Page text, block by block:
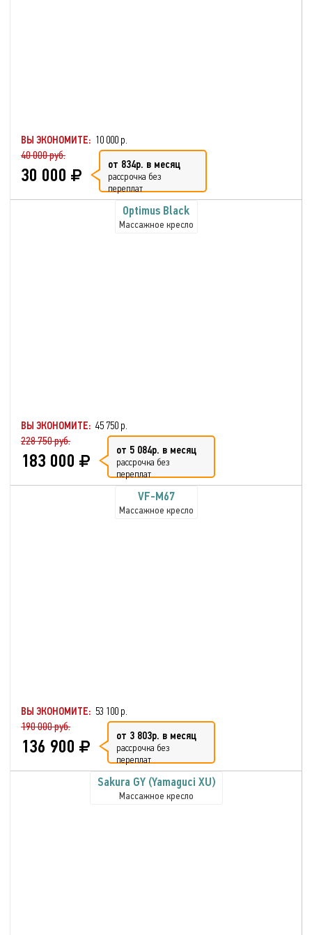
ВЫ ЭКОНОМИТЕ: 10 000 р.
40 000 руб.
30 000 от 834р. в месяц
рассрочка без
переплат
Optimus Black
Массажное кресло
ВЫ ЭКОНОМИТЕ: 45 750 р.
228 750 руб.
183 000 от 5 084р. в месяц
рассрочка без
переплат
VF-M67
Массажное кресло
ВЫ ЭКОНОМИТЕ: 53 100 р.
190 000 руб.
136 900 от 3 803р. в месяц
рассрочка без
переплат
Sakura GY (Yamaguci XU)
Массажное кресло